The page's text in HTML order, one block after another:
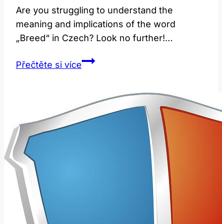
Are you struggling to understand the
meaning and implications of the word
„Breed“ in Czech? Look no further!…
Přečtěte si víceBreed:
Diskutovat